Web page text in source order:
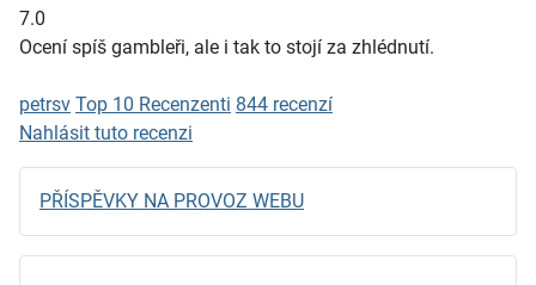
7.0
Ocení spíš gambleři, ale i tak to stojí za zhlédnutí.
petrsv Top 10 Recenzenti 844 recenzí
Nahlásit tuto recenzi
PŘÍSPĚVKY NA PROVOZ WEBU